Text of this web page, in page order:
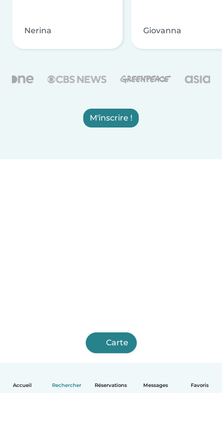
Accueil Rechercher Réservations Messages Favoris
Nerina Giovanna
M'inscrire !
Carte